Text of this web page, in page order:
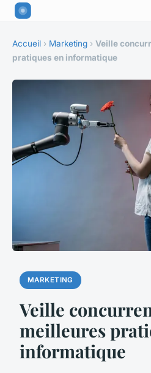
Accueil › Marketing › Veille
pratiques en informatique
MARKETING
Veille
meilleures
informatique